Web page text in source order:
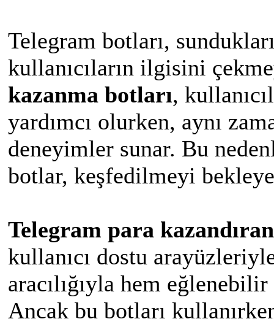
Telegram botları,
kullanıcıların ilgisini
kazanma botları,
yardımcı olurken, aynı
deneyimler sunar. Bu
botlar, keşfedilmeyi
Telegram para
kullanıcı dostu
aracılığıyla hem
Ancak bu botları